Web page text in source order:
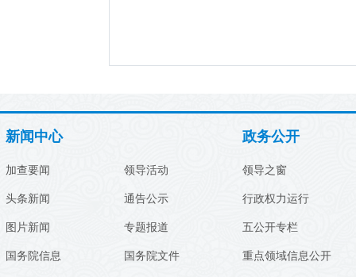
新闻中心
加查要闻
头条新闻
图片新闻
国务院信息
领导活动
通告公示
专题报道
国务院文件
政务公开
领导之窗
行政权力运行
五公开专栏
重点领域信息公开